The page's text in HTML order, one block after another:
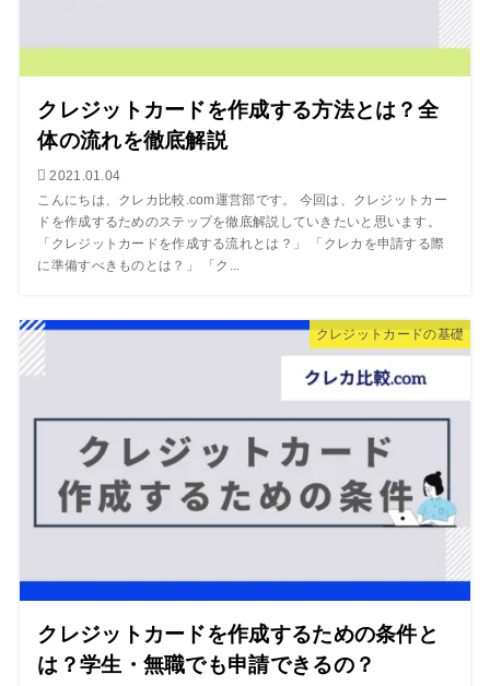
クレジットカードを作成する方法とは？全
体の流れを徹底解説
2021.01.04
こんにちは、クレカ比較.com運営部です。 今回は、クレジットカー
ドを作成するためのステップを徹底解説していきたいと思います。
「クレジットカードを作成する流れとは？」 「クレカを申請する際
に準備すべきものとは？」 「ク...
クレジットカードの基礎
クレジットカードを作成するための条件と
は？学生・無職でも申請できるの？